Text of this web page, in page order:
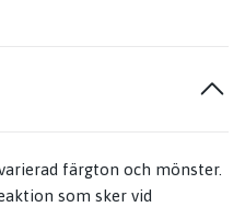
färgton och mönster.
som sker vid